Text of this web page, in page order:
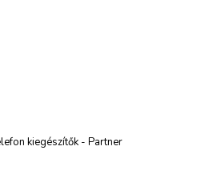
kiegészítők - Partner